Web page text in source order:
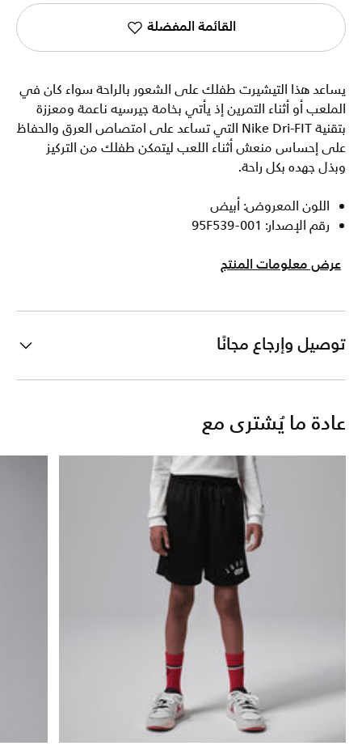
القائمة المفضلة
يساعد هذا التيشيرت طفلك على الشعور بالراحة سواء كان في
الملعب أو أثناء التمرين إذ يأتي بخامة جيرسيه ناعمة ومعززة
بتقنية Nike Dri-FIT التي تساعد على امتصاص العرق والحفاظ
على إحساس منعش أثناء اللعب ليتمكن طفلك من التركيز
وبذل جهده بكل راحة.
اللون المعروض: أبيض
رقم الإصدار: 95F539-001
عرض معلومات المنتج
توصيل وإرجاع مجانًا
عادة ما يُشترى مع